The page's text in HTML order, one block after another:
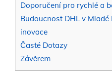
Doporučení pro rychlé a
Budoucnost DHL v Mladé
inovace
Časté Dotazy
Závěrem